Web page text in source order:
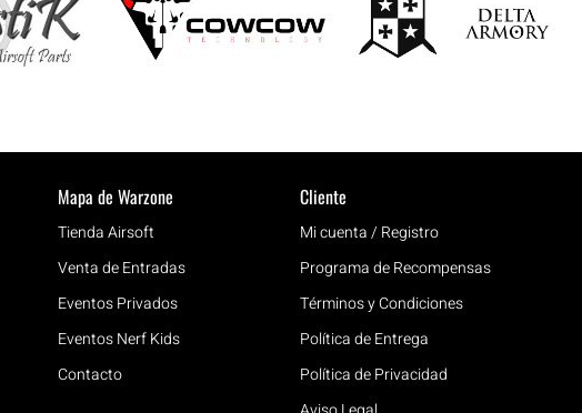
Mapa de Warzone
Tienda Airsoft
Venta de Entradas
Eventos Privados
Eventos Nerf Kids
Contacto
Cliente
Mi cuenta / Registro
Programa de Recompensas
Términos y Condiciones
Política de Entrega
Política de Privacidad